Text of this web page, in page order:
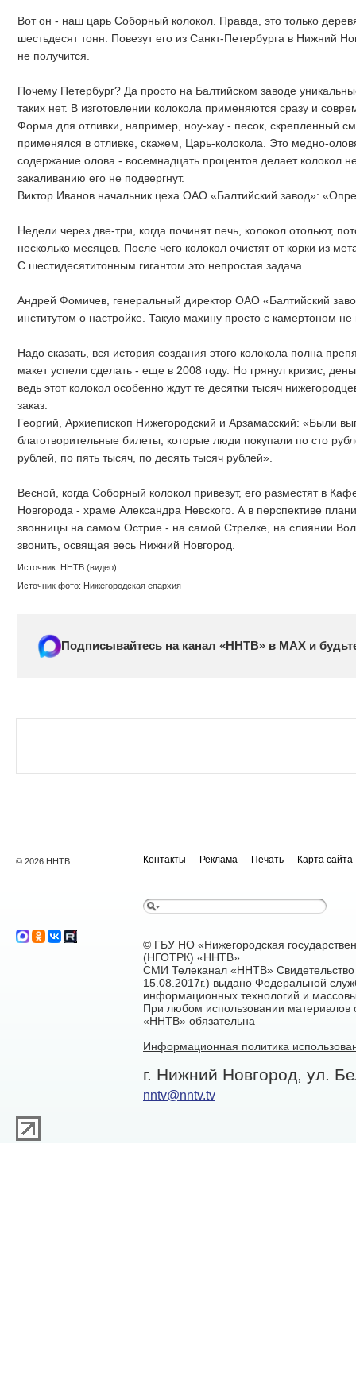
Вот он - наш царь Соборный колокол. Правда, это только
шестьдесят тонн. Повезут его из Санкт-Петербурга в Нижний
не получится.
Почему Петербург? Да просто на Балтийском заводе
таких нет. В изготовлении колокола применяются сразу и
Форма для отливки, например, ноу-хау - песок, скрепленный
применялся в отливке, скажем, Царь-колокола. Это медно-
содержание олова - восемнадцать процентов делает колокол
закаливанию его не подвергнут.
Виктор Иванов начальник цеха ОАО «Балтийский завод»:
Недели через две-три, когда починят печь, колокол отольют,
несколько месяцев. После чего колокол очистят от корки из
С шестидесятитонным гигантом это непростая задача.
Андрей Фомичев, генеральный директор ОАО «Балтийский
институтом о настройке. Такую махину просто с камертоном
Надо сказать, вся история создания этого колокола полна
макет успели сделать - еще в 2008 году. Но грянул кризис,
ведь этот колокол особенно ждут те десятки тысяч
заказ.
Георгий, Архиепископ Нижегородский и Арзамасский: «Были
благотворительные билеты, которые люди покупали по сто
рублей, по пять тысяч, по десять тысяч рублей».
Весной, когда Соборный колокол привезут, его разместят в
Новгорода - храме Александра Невского. А в перспективе
звонницы на самом Острие - на самой Стрелке, на слиянии
звонить, освящая весь Нижний Новгород.
Источник: ННТВ (видео)
Источник фото: Нижегородская епархия
Подписывайтесь на канал «ННТВ» в МАХ и
© 2026 ННТВ Контакты Реклама Печать Карта сайта
© ГБУ НО «Нижегородская
(НГОТРК) «ННТВ»
СМИ Телеканал «ННТВ»
15.08.2017г.) выдано Федеральной
информационных технологий и
При любом использовании материалов
«ННТВ» обязательна
Информационная политика
г. Нижний Новгород, ул.
nntv@nntv.tv